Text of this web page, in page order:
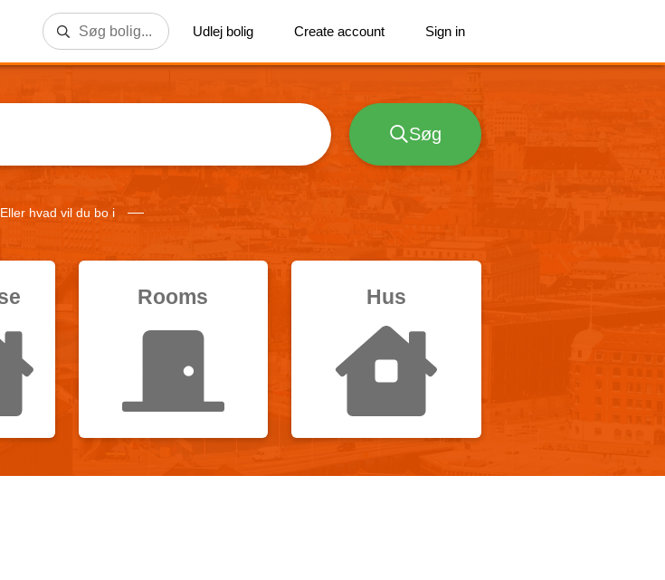
Udlej bolig Create account Sign in
Søg
Eller hvad vil du bo i
Rooms Hus